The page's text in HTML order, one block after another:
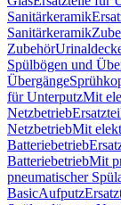
Sanitärkeramik
Sanitärkeramik
Zubehör
Spülbögen und
Übergänge
für UnterputzMit
Netzbetrieb
NetzbetriebMit
Batteriebetrieb
BatteriebetriebMit
pneumatischer
BasicAufputz